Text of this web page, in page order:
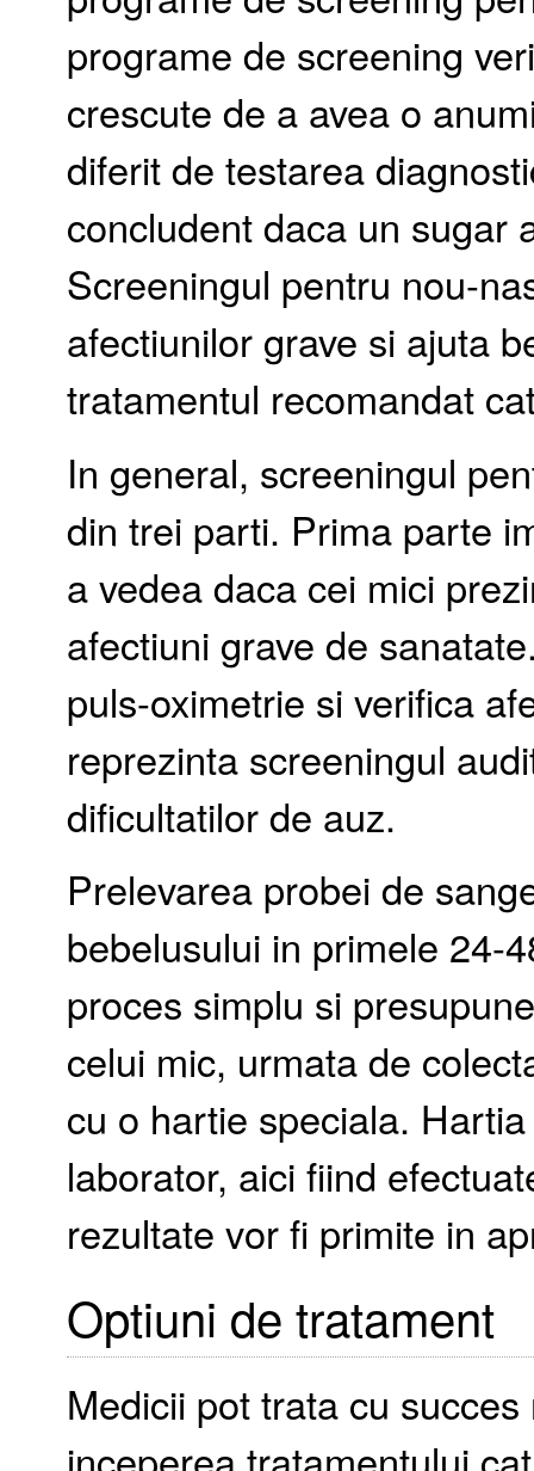
programe de screening
crescute de a avea o
diferit de testarea
concludent daca un sugar
Screeningul pentru nou-
afectiunilor grave si ajuta
tratamentul recomandat
In general, screeningul
din trei parti. Prima parte
a vedea daca cei mici
afectiuni grave de
puls-oximetrie si verifica
reprezinta screeningul
dificultatilor de auz.
Prelevarea probei de
bebelusului in primele 24-
proces simplu si
celui mic, urmata de
cu o hartie speciala.
laborator, aici fiind
rezultate vor fi primite in
Optiuni de tratament
Medicii pot trata cu
inceperea tratamentului